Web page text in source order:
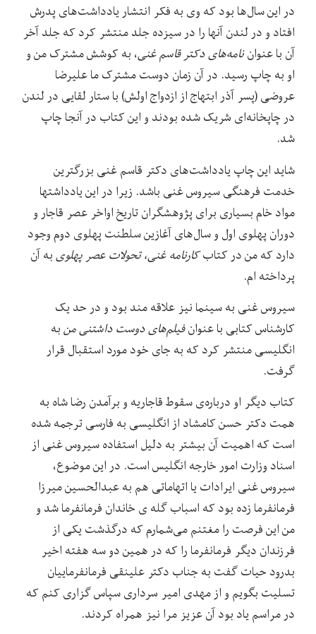
در این سال‌ها بود که وی به فکر انتشار یادداشت‌های پدرش
افتاد و در لندن آنها را در سیزده جلد منتشر کرد که جلد آخر
آن با عنواننامه‌های دکتر قاسم غنی، به کوشش مشترک من و
او به چاپ رسید. در آن زمان دوست مشترک ما علیرضا
عروضی (پسر آذر ابتهاج از ازدواج اولش) با ستار لقایی در لندن
در چاپخانه‌ای شریک شده بودند و این کتاب در آنجا چاپ
شد.
شاید این چاپ یادداشت‌های دکتر قاسم غنی بزرگترین
خدمت فرهنگی سیروس غنی باشد. زیرا در این یادداشتها
مواد خام بسیاری برای پژوهشگران تاریخ اواخر عصر قاجار و
دوران پهلوی اول و سال‌های آغازین سلطنت پهلوی دوم وجود
دارد که من در کتابکارنامه غنی، تحولات عصر پهلویبه آن
پرداخته ام.
سیروس غنی به سینما نیز علاقه مند بود و در حد یک
کارشناس کتابی با عنوانفیلم‌های دوست داشتنی منبه
انگلیسی منتشر کرد که به جای خود مورد استقبال قرار
گرفت.
کتاب دیگر او درباره‌ی سقوط قاجاریه و برآمدن رضا شاه به
همت دکتر حسن کامشاد از انگلیسی به فارسی ترجمه شده
است که اهمیت آن بیشتر به دلیل استفاده سیروس غنی از
اسناد وزارت امور خارجه انگلیس است. در این موضوع،
سیروس غنی ایرادات یا اتهاماتی هم به عبدالحسین میرزا
فرمانفرما زده بود که اسباب گله ی خاندان فرمانفرما شد و
من این فرصت را مغتنم می‌شمارم که درگذشت یکی از
فرزندان دیگر فرمانفرما را که در همین دو سه هفته اخیر
بدرود حیات گفت به جناب دکتر علینقی فرمانفرماییان
تسلیت بگویم و از مهدی امیر سرداری سپاس گزاری کنم که
در مراسم یاد بود آن عزیز مرا نیز همراه کردند.